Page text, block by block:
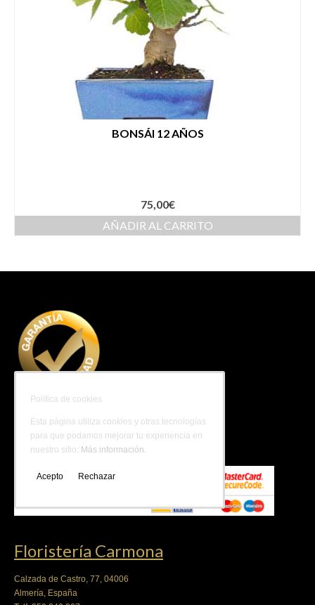
BONSÁI 12 AÑOS
75,00€
AÑADIR AL CARRITO
Carrito
Floristería Carmona
Calzada de Castro, 77, 04006
Almería, España
Política de cookies
Esta página utiliza cookies y otras tecnologías
para que podamos mejorar tu experiencia en
nuestro sitio: Más información.
Acepto Rechazar